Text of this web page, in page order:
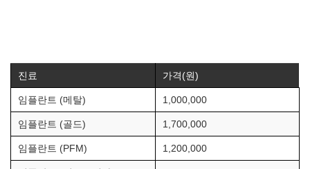
진료 가격(원)
임플란트 (메탈) 1,000,000
임플란트 (골드) 1,700,000
임플란트 (PFM) 1,200,000